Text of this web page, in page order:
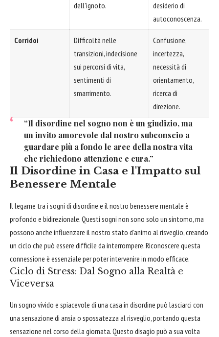
dell'ignoto.
desiderio di
autoconoscenza.
Corridoi
Difficoltà nelle
transizioni, indecisione
sui percorsi di vita,
sentimenti di
smarrimento.
Confusione,
incertezza,
necessità di
orientamento,
ricerca di
direzione.
“Il disordine nel sogno non è un giudizio, ma
un invito amorevole dal nostro subconscio a
guardare più a fondo le aree della nostra vita
che richiedono attenzione e cura.”
Il Disordine in Casa e l'Impatto sul
Benessere Mentale
Il legame tra i sogni di disordine e il nostro benessere mentale è
profondo e bidirezionale. Questi sogni non sono solo un sintomo, ma
possono anche influenzare il nostro stato d’animo al risveglio, creando
un ciclo che può essere difficile da interrompere. Riconoscere questa
connessione è essenziale per poter intervenire in modo efficace.
Ciclo di Stress: Dal Sogno alla Realtà e
Viceversa
Un sogno vivido e spiacevole di una casa in disordine può lasciarci con
una sensazione di ansia o spossatezza al risveglio, portando questa
sensazione nel corso della giornata. Questo disagio può a sua volta